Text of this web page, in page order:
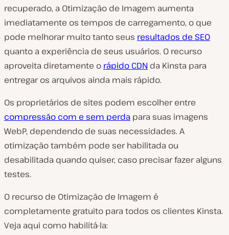
recuperado, a Otimização de Imagem aumenta
imediatamente os tempos de carregamento, o que
pode melhorar muito tanto seus resultados de SEO
quanto a experiência de seus usuários. O recurso
aproveita diretamente o rápido CDN da Kinsta para
entregar os arquivos ainda mais rápido.
Os proprietários de sites podem escolher entre
compressão com e sem perda para suas imagens
WebP, dependendo de suas necessidades. A
otimização também pode ser habilitada ou
desabilitada quando quiser, caso precisar fazer alguns
testes.
O recurso de Otimização de Imagem é
completamente gratuito para todos os clientes Kinsta.
Veja aqui como habilitá-la: